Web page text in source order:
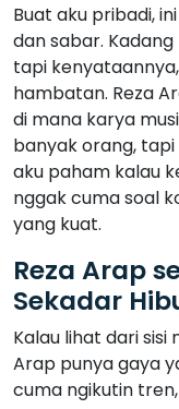
Buat aku pribadi,
dan sabar.
tapi
hambatan. Reza
di mana karya
banyak orang,
aku paham kalau
nggak cuma soal
yang kuat.
Reza Arap
Sekadar
Kalau lihat dari sisi
Arap punya gaya
cuma ngikutin